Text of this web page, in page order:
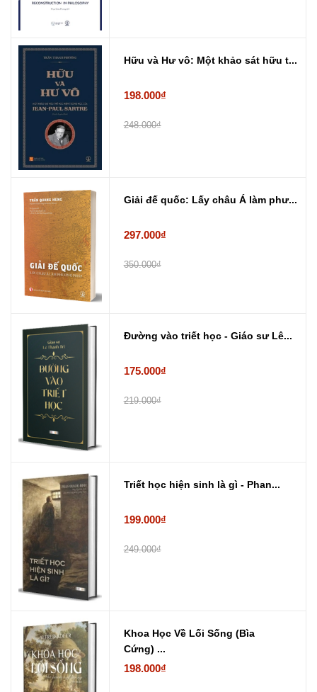
Hữu và Hư vô: Một khảo sát hữu t...
198.000₫
248.000₫
Giải đế quốc: Lấy châu Á làm phư...
297.000₫
350.000₫
Đường vào triết học - Giáo sư Lê...
175.000₫
219.000₫
Triết học hiện sinh là gì - Phan...
199.000₫
249.000₫
Khoa Học Về Lối Sống (Bìa
Cứng) ...
198.000₫